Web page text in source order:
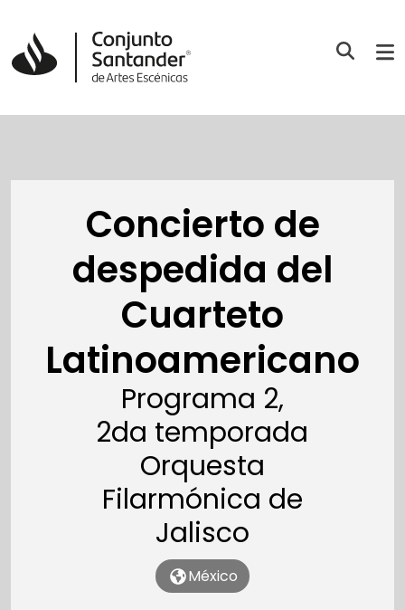
Concierto de
despedida del
Cuarteto
Latinoamericano
Programa 2,
2da temporada
Orquesta
Filarmónica de
Jalisco
México